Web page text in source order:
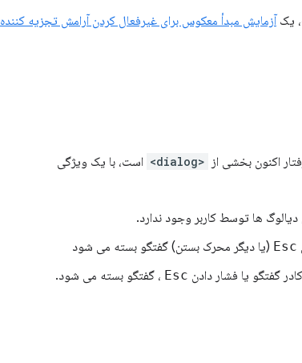
یک آزمایش مبدأ معکوس برای غیرفعال کردن آرامش تجزیه کننده
<dialog> است، با یک ویژگی
ها توسط کاربر وجود ندارد.
Esc (یا دیگر محرک بستن) گفتگو بسته می شود
گفتگو یا فشار دادن Esc ، گفتگو بسته می شود.